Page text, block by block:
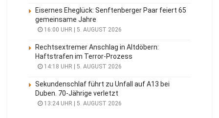
Eisernes Eheglück: Senftenberger Paar feiert 65
gemeinsame Jahre
16:00 UHR | 5. AUGUST 2026
Rechtsextremer Anschlag in Altdöbern:
Haftstrafen im Terror-Prozess
14:18 UHR | 5. AUGUST 2026
Sekundenschlaf führt zu Unfall auf A13 bei
Duben. 70-Jährige verletzt
13:24 UHR | 5. AUGUST 2026